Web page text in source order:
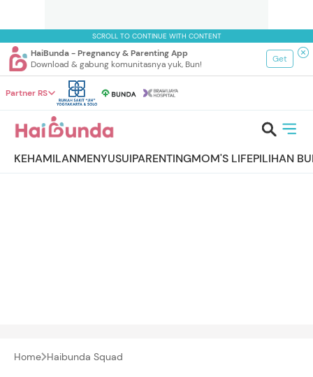
SCROLL TO CONTINUE WITH CONTENT
HaiBunda - Pregnancy & Parenting App
Download & gabung komunitasnya yuk, Bun!
Get
Partner RS
KEHAMILANMENYUSUIPARENTINGMOM'S LIFEPILIHAN
Home Haibunda Squad